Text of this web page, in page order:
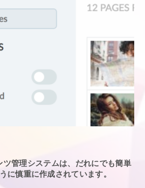
ツ管理システムは、だれにでも簡単
に慎重に作成されています。